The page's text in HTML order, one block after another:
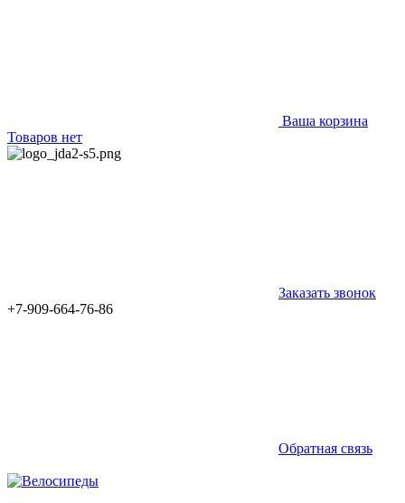
Ваша корзина
Товаров нет
Заказать звонок
+7-909-664-76-86
Обратная связь